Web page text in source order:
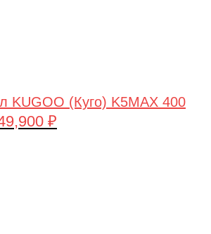
KUGOO (Куго) K5MAX 400
₽